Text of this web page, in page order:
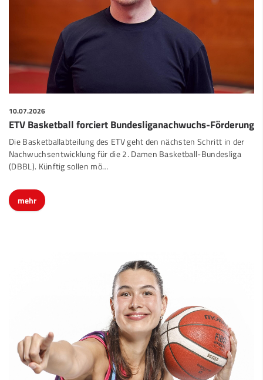
10.07.2026
ETV Basketball forciert Bundesliganachwuchs-Förderung
Die Basketballabteilung des ETV geht den nächsten Schritt in der
Nachwuchsentwicklung für die 2. Damen Basketball-Bundesliga
(DBBL). Künftig sollen mö…
mehr